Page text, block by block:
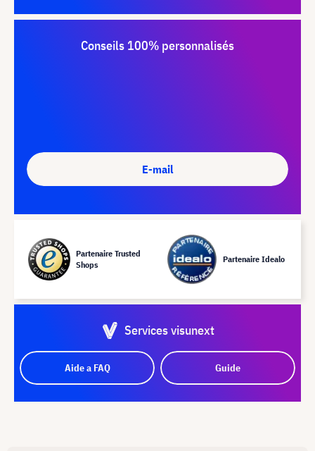
Conseils 100% personnalisés
E-mail
Partenaire Trusted
Shops
Partenaire Idealo
Services visunext
Aide a FAQ Guide